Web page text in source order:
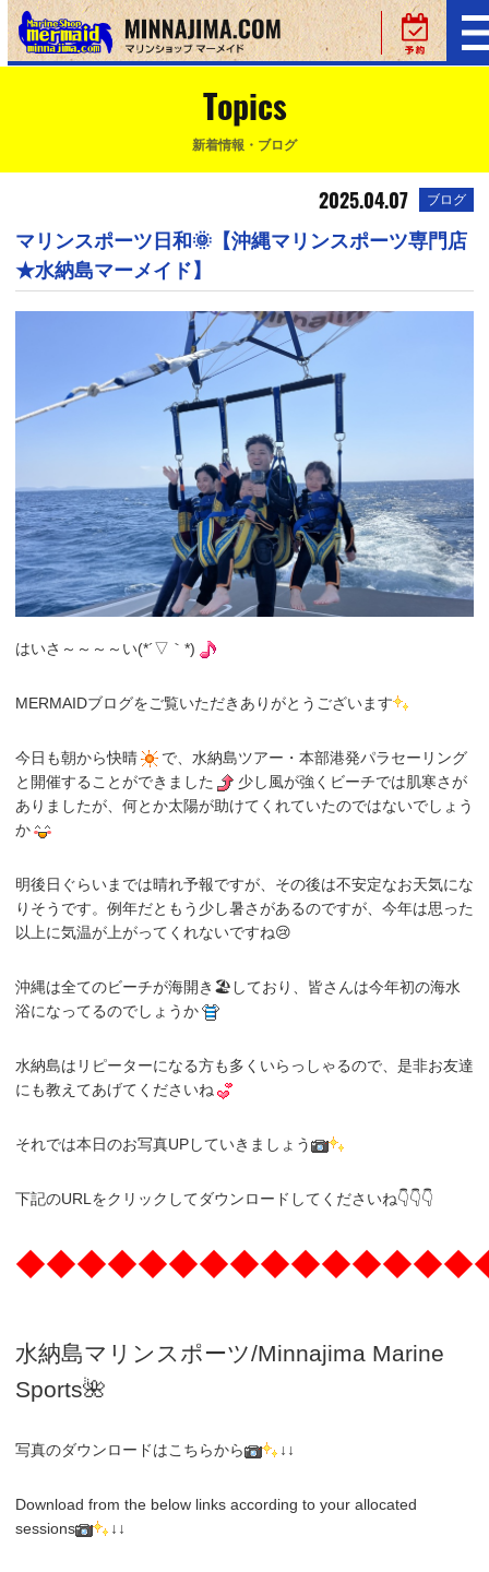
Topics
新着情報・ブログ
2025.04.07 ブログ
マリンスポーツ日和🌞【沖縄マリンスポーツ専門店
★水納島マーメイド】
はいさ～～～～い(*´▽｀*)
MERMAIDブログをご覧いただきありがとうございます
今日も朝から快晴
で、水納島ツアー・本部港発パラセーリング
と開催することができました
少し風が強くビーチでは肌寒さが
ありましたが、何とか太陽が助けてくれていたのではないでしょう
か
明後日ぐらいまでは晴れ予報ですが、その後は不安定なお天気にな
りそうです。例年だともう少し暑さがあるのですが、今年は思った
以上に気温が上がってくれないですね😢
沖縄は全てのビーチが海開き🏖しており、皆さんは今年初の海水
浴になってるのでしょうか
水納島はリピーターになる方も多くいらっしゃるので、是非お友達
にも教えてあげてくださいね
それでは本日のお写真UPしていきましょう
下記のURLをクリックしてダウンロードしてくださいね👇👇👇
水納島マリンスポーツ/Minnajima Marine
Sports🌺
写真のダウンロードはこちらから ↓↓
Download from the below links according to your allocated
sessions
↓↓